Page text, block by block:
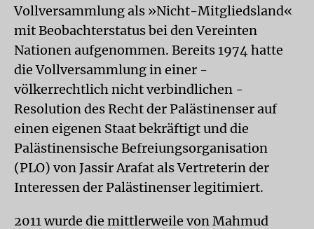
Vollversammlung als »Nicht-Mitgliedsland«
mit Beobachterstatus bei den Vereinten
Nationen aufgenommen. Bereits 1974 hatte
die Vollversammlung in einer -
völkerrechtlich nicht verbindlichen -
Resolution des Recht der Palästinenser auf
einen eigenen Staat bekräftigt und die
Palästinensische Befreiungsorganisation
(PLO) von Jassir Arafat als Vertreterin der
Interessen der Palästinenser legitimiert.
2011 wurde die mittlerweile von Mahmud